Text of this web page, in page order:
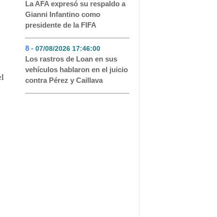
La AFA expresó su respaldo a
Gianni Infantino como
presidente de la FIFA
8 - 07/08/2026 17:46:00- 47
Los rastros de Loan en sus
vehículos hablaron en el juicio
contra Pérez y Caillava